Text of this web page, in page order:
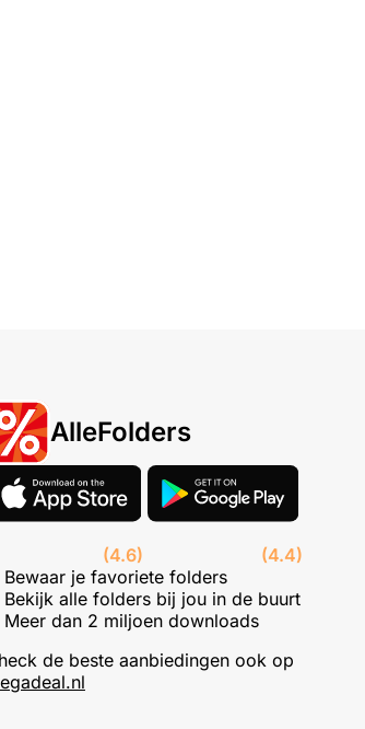
AlleFolders
(4.6)
(4.4)
je favoriete folders
alle folders bij jou in de buurt
dan 2 miljoen downloads
de beste aanbiedingen ook op